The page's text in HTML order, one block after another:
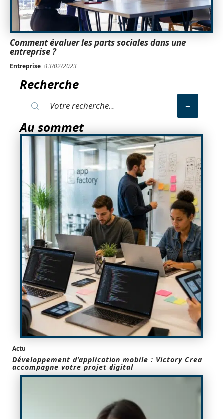
Comment évaluer les parts sociales dans une
entreprise ?
Entreprise 13/02/2023
Recherche
Au sommet
Actu
Développement d’application mobile : Victory Crea
accompagne votre projet digital